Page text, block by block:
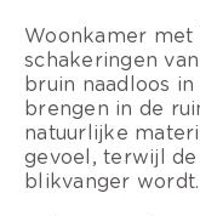
Woonkamer met
schakeringen
bruin naadloos
brengen in de
natuurlijke
gevoel, terwijl
blikvanger wordt.